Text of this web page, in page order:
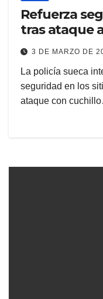
Refuerza
tras ataque
3 DE MARZO DE
La policía sueca
seguridad en los
ataque con